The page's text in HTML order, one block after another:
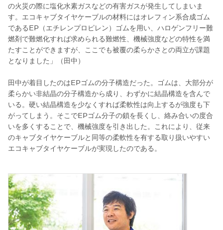
の火災の際に塩化水素ガスなどの有害ガスが発生してしまいま
す。エコキャブタイヤケーブルの材料にはオレフィン系合成ゴム
であるEP（エチレンプロピレン）ゴムを用い、ハロゲンフリー難
燃剤で難燃化すれば求められる難燃性、機械強度などの特性を満
たすことができますが、ここでも被覆の柔らかさとの両立が課題
となりました」（田中）
田中が着目したのはEPゴムの分子構造だった。ゴムは、大部分が
柔らかい非結晶の分子構造から成り、わずかに結晶構造を含んで
いる。硬い結晶構造を少なくすれば柔軟性は向上するが強度も下
がってしまう。そこでEPゴム分子の鎖を長くし、絡み合いの度合
いを多くすることで、機械強度を引き出した。これにより、従来
のキャブタイヤケーブルと同等の柔軟性を有する取り扱いやすい
エコキャブタイヤケーブルが実現したのである。